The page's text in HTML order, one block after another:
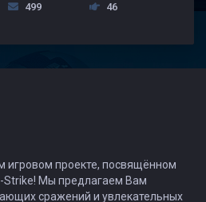
499 46
игровом проекте, посвящённом
Strike! Мы предлагаем Вам
сражений и увлекательных